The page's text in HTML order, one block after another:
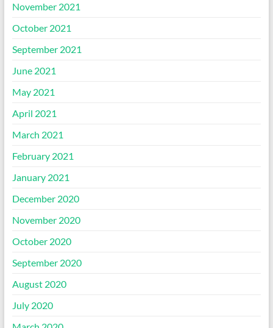
November 2021
October 2021
September 2021
June 2021
May 2021
April 2021
March 2021
February 2021
January 2021
December 2020
November 2020
October 2020
September 2020
August 2020
July 2020